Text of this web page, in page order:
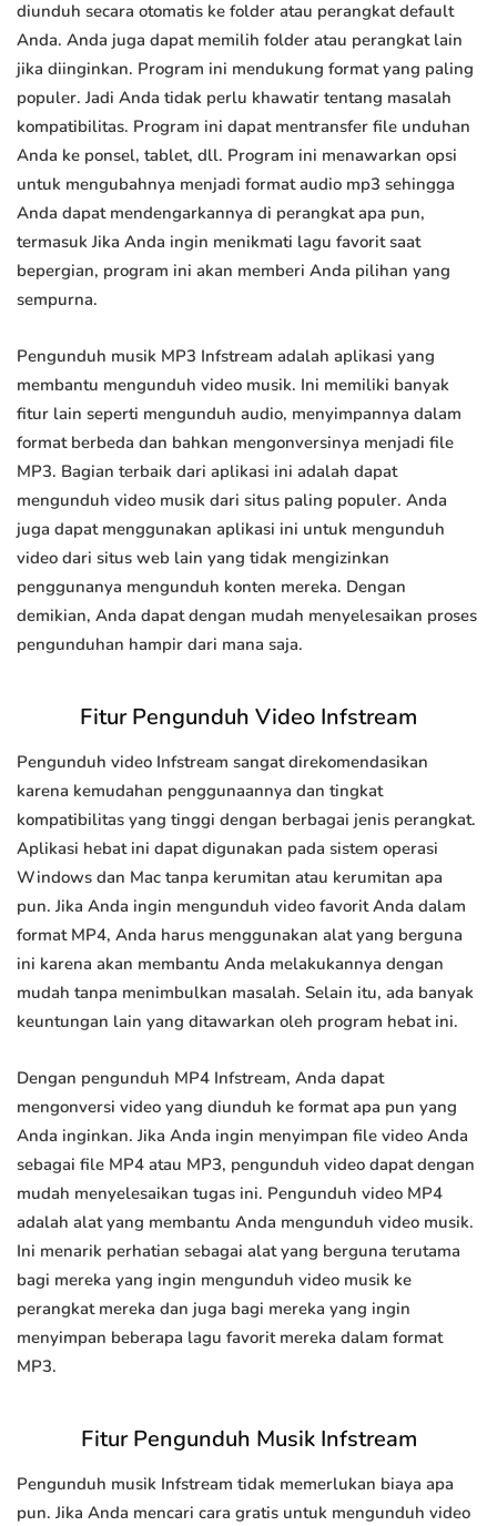
diunduh secara otomatis ke folder atau perangkat default
Anda. Anda juga dapat memilih folder atau perangkat lain
jika diinginkan. Program ini mendukung format yang paling
populer. Jadi Anda tidak perlu khawatir tentang masalah
kompatibilitas. Program ini dapat mentransfer file unduhan
Anda ke ponsel, tablet, dll. Program ini menawarkan opsi
untuk mengubahnya menjadi format audio mp3 sehingga
Anda dapat mendengarkannya di perangkat apa pun,
termasuk Jika Anda ingin menikmati lagu favorit saat
bepergian, program ini akan memberi Anda pilihan yang
sempurna.
Pengunduh musik MP3 Infstream adalah aplikasi yang
membantu mengunduh video musik. Ini memiliki banyak
fitur lain seperti mengunduh audio, menyimpannya dalam
format berbeda dan bahkan mengonversinya menjadi file
MP3. Bagian terbaik dari aplikasi ini adalah dapat
mengunduh video musik dari situs paling populer. Anda
juga dapat menggunakan aplikasi ini untuk mengunduh
video dari situs web lain yang tidak mengizinkan
penggunanya mengunduh konten mereka. Dengan
demikian, Anda dapat dengan mudah menyelesaikan proses
pengunduhan hampir dari mana saja.
Fitur Pengunduh Video Infstream
Pengunduh video Infstream sangat direkomendasikan
karena kemudahan penggunaannya dan tingkat
kompatibilitas yang tinggi dengan berbagai jenis perangkat.
Aplikasi hebat ini dapat digunakan pada sistem operasi
Windows dan Mac tanpa kerumitan atau kerumitan apa
pun. Jika Anda ingin mengunduh video favorit Anda dalam
format MP4, Anda harus menggunakan alat yang berguna
ini karena akan membantu Anda melakukannya dengan
mudah tanpa menimbulkan masalah. Selain itu, ada banyak
keuntungan lain yang ditawarkan oleh program hebat ini.
Dengan pengunduh MP4 Infstream, Anda dapat
mengonversi video yang diunduh ke format apa pun yang
Anda inginkan. Jika Anda ingin menyimpan file video Anda
sebagai file MP4 atau MP3, pengunduh video dapat dengan
mudah menyelesaikan tugas ini. Pengunduh video MP4
adalah alat yang membantu Anda mengunduh video musik.
Ini menarik perhatian sebagai alat yang berguna terutama
bagi mereka yang ingin mengunduh video musik ke
perangkat mereka dan juga bagi mereka yang ingin
menyimpan beberapa lagu favorit mereka dalam format
MP3.
Fitur Pengunduh Musik Infstream
Pengunduh musik Infstream tidak memerlukan biaya apa
pun. Jika Anda mencari cara gratis untuk mengunduh video